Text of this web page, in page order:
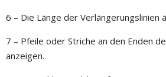
6 – Die Länge der Verlängerungslinien
7 – Pfeile oder Striche an den Enden
anzeigen.